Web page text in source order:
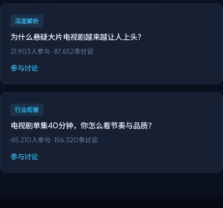
为什么悬疑大片电视剧越来越让人上头？
21,903人参与 ·87,652条讨论
参与讨论
电视剧单集40分钟，你怎么看节奏与品质？
45,210人参与 ·156,320 条讨论
参与讨论